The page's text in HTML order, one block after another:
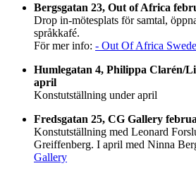
Bergsgatan 23, Out of Africa
Drop in-mötesplats för samtal,
språkkafé.
För mer info: - Out Of Africa
Humlegatan 4, Philippa Clarén/
april
Konstutställning under april
Fredsgatan 25, CG Gallery
Konstutställning med Leonard
Greiffenberg. I april med Ninna
Gallery